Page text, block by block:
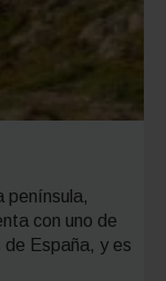
península,
con uno de
de España, y es